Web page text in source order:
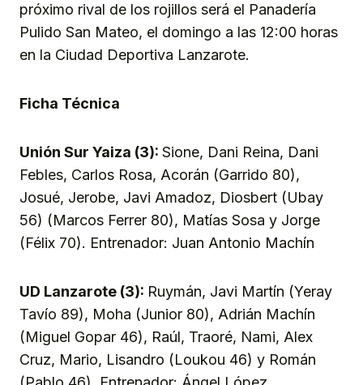
próximo rival de los rojillos será el Panadería
Pulido San Mateo, el domingo a las 12:00 horas
en la Ciudad Deportiva Lanzarote.
Ficha Técnica
Unión Sur Yaiza (3): Sione, Dani Reina, Dani
Febles, Carlos Rosa, Acorán (Garrido 80),
Josué, Jerobe, Javi Amadoz, Diosbert (Ubay
56) (Marcos Ferrer 80), Matías Sosa y Jorge
(Félix 70). Entrenador: Juan Antonio Machín
UD Lanzarote (3): Ruymán, Javi Martín (Yeray
Tavío 89), Moha (Junior 80), Adrián Machín
(Miguel Gopar 46), Raúl, Traoré, Nami, Alex
Cruz, Mario, Lisandro (Loukou 46) y Román